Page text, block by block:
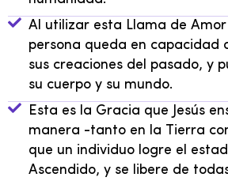
Al utilizar esta Llama de
persona queda en capacidad
sus creaciones del pasado, y
su cuerpo y su mundo.
Esta es la Gracia que Jesús
manera -tanto en la Tierra
que un individuo logre el
Ascendido, y se libere de